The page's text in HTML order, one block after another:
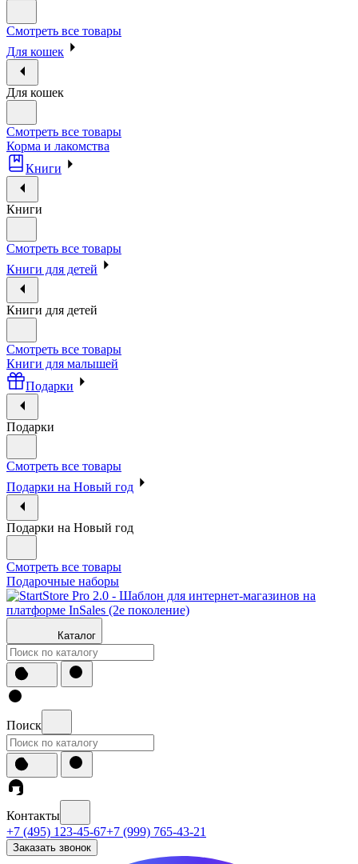
Смотреть все товары
Для кошек
Для кошек
Смотреть все товары
Корма и лакомства
Книги
Книги
Смотреть все товары
Книги для детей
Книги для детей
Смотреть все товары
Книги для малышей
Подарки
Подарки
Смотреть все товары
Подарки на Новый год
Подарки на Новый год
Смотреть все товары
Подарочные наборы
Каталог
Поиск
Контакты
+7 (495) 123-45-67+7 (999) 765-43-21
Заказать звонок